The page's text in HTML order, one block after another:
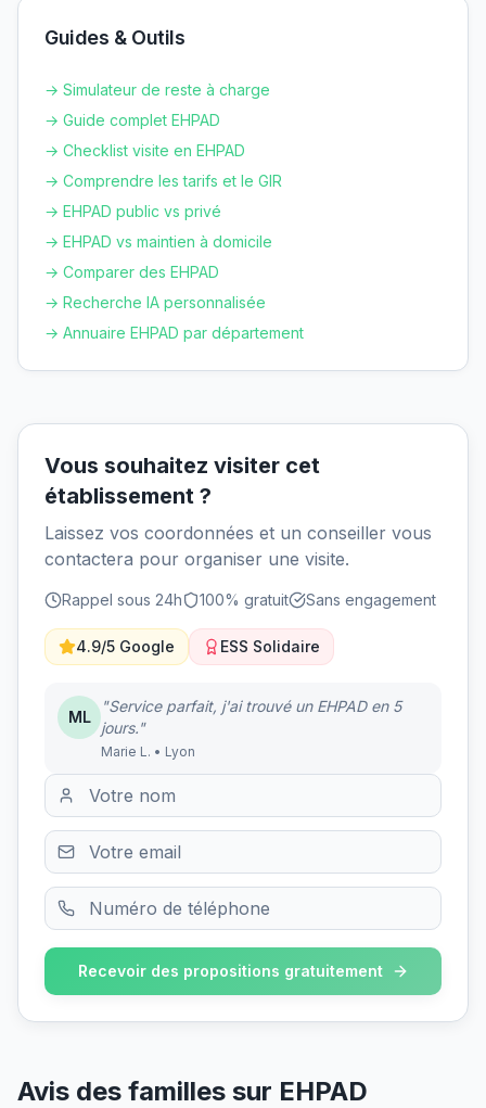
Guides & Outils
→ Simulateur de reste à charge
→ Guide complet EHPAD
→ Checklist visite en EHPAD
→ Comprendre les tarifs et le GIR
→ EHPAD public vs privé
→ EHPAD vs maintien à domicile
→ Comparer des EHPAD
→ Recherche IA personnalisée
→ Annuaire EHPAD par département
Vous souhaitez visiter cet
établissement ?
Laissez vos coordonnées et un conseiller vous
contactera pour organiser une visite.
Rappel sous 24h 100% gratuit Sans engagement
4.9/5 Google ESS Solidaire
ML
"Service parfait, j'ai trouvé un EHPAD en 5
jours."
Marie L. • Lyon
Recevoir des propositions gratuitement
Avis des familles sur EHPAD